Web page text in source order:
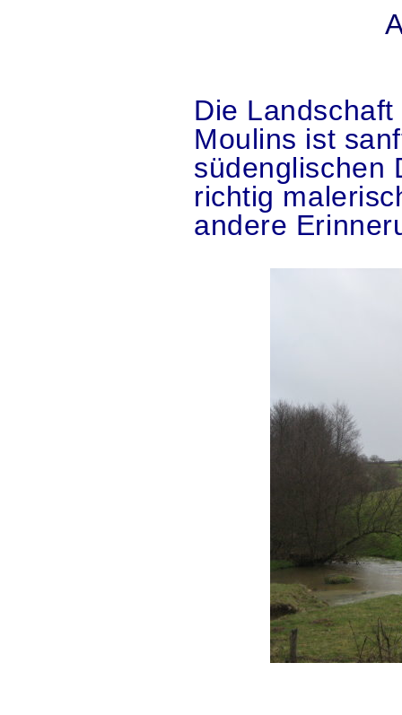
Die
Moulins ist
südenglischen
richtig
andere